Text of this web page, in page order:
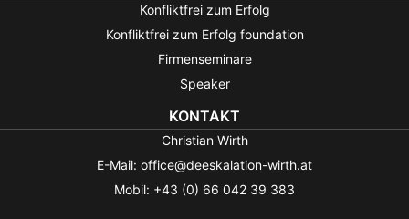
Konfliktfrei zum Erfolg
Konfliktfrei zum Erfolg foundation
Firmenseminare
Speaker
KONTAKT
Christian Wirth
E-Mail: office@deeskalation-wirth.at
Mobil: +43 (0) 66 042 39 383